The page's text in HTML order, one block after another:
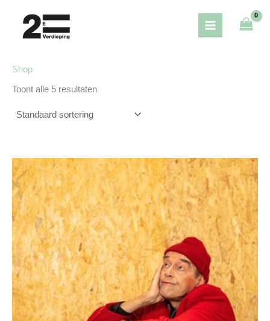
Shop
Toont alle 5 resultaten
Prijsklasse:
€ 5,00
tot
€ 7,50